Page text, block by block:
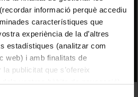
informació perquè accediu
característiques que
experiència de la d’altres
estadístiques (analitzar com
web) i amb finalitats de
publicitat que s’ofereix
Gerz i Emmanuel Alloa